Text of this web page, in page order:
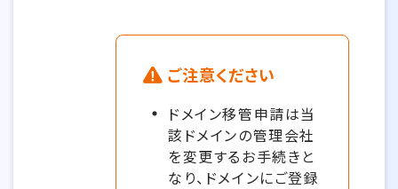
ご注意ください
ドメイン移管申請は当
該ドメインの管理会社
を変更するお手続きと
なり、ドメインにご登録